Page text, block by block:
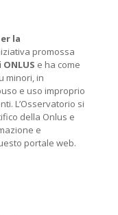
la
promossa
e ha come
minori, in
e uso improprio
L’Osservatorio si
della Onlus e
e
portale web.